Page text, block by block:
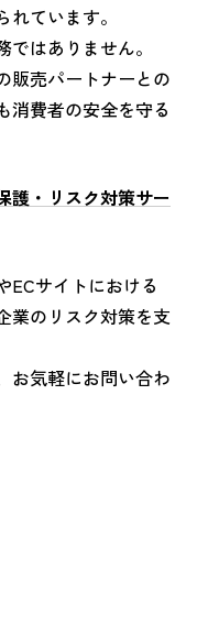
ています。
はありません。
販売パートナーとの
消費者の安全を守る
護・リスク対策サー
ECサイトにおける
業のリスク対策を支
お気軽にお問い合わ